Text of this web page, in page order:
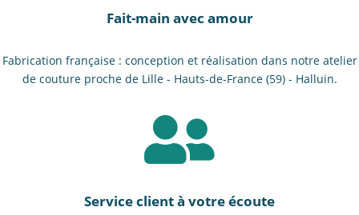
Fait-main avec amour
Fabrication française : conception et réalisation dans notre atelier
de couture proche de Lille - Hauts-de-France (59) - Halluin.

Service client à votre écoute